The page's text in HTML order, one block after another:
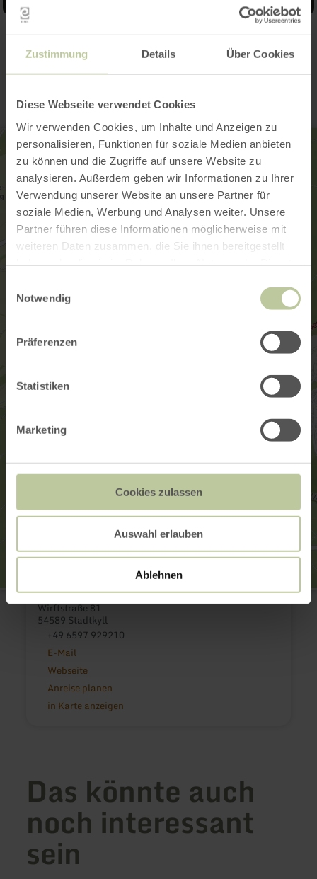
Zustimmung Details Über Cookies
Diese Webseite verwendet Cookies
Wir verwenden Cookies, um Inhalte und Anzeigen zu
personalisieren, Funktionen für soziale Medien anbieten
zu können und die Zugriffe auf unsere Website zu
analysieren. Außerdem geben wir Informationen zu Ihrer
Verwendung unserer Website an unsere Partner für
soziale Medien, Werbung und Analysen weiter. Unsere
Partner führen diese Informationen möglicherweise mit
weiteren Daten zusammen, die Sie ihnen bereitgestellt
Notwendig
Präferenzen
Statistiken
Marketing
Cookies zulassen
Auswahl erlauben
Ablehnen
Kontakt
Landal Green Parks
Wirftstraße 81
54589 Stadtkyll
+49 6597 929210
E-Mail
Webseite
Anreise planen
in Karte anzeigen
Das könnte auch
noch interessant
sein